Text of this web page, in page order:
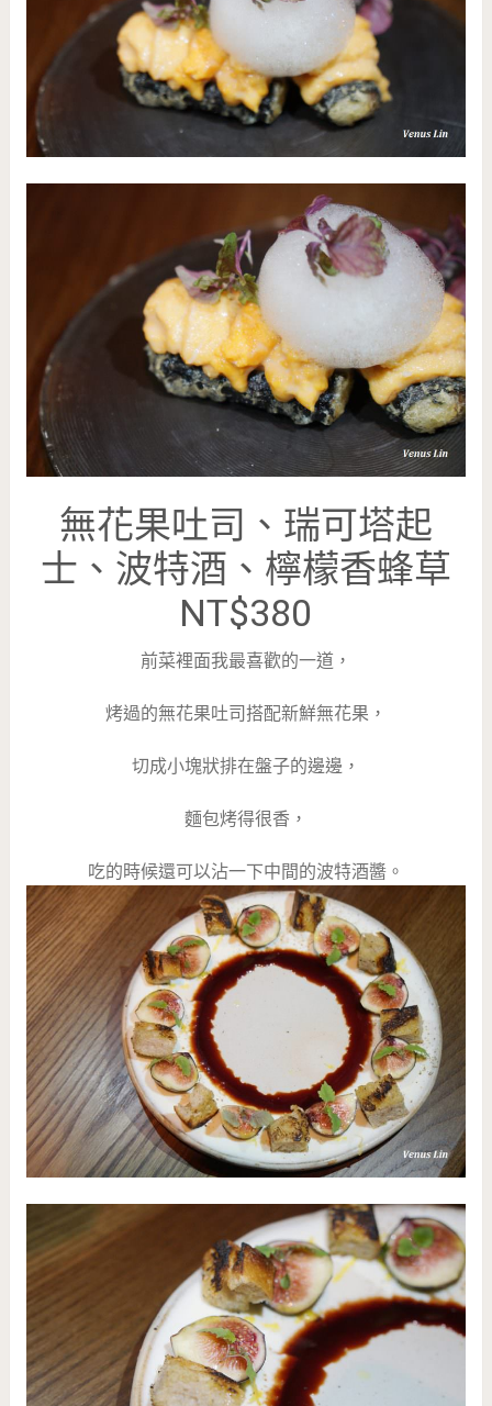
無花果吐司、瑞可塔起
士、波特酒、檸檬香蜂草
NT$380
前菜裡面我最喜歡的一道，
烤過的無花果吐司搭配新鮮無花果，
切成小塊狀排在盤子的邊邊，
麵包烤得很香，
吃的時候還可以沾一下中間的波特酒醬。